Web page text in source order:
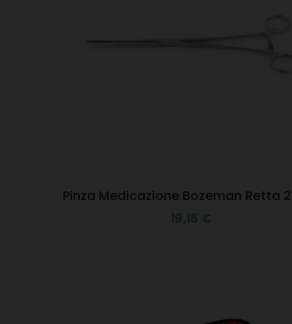
Pinza Medicazione Bozeman Retta
19,16 €